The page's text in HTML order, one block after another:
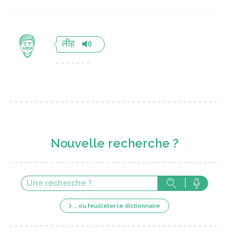
लीह
Nouvelle recherche ?
...ou feuilleter le dictionnaire